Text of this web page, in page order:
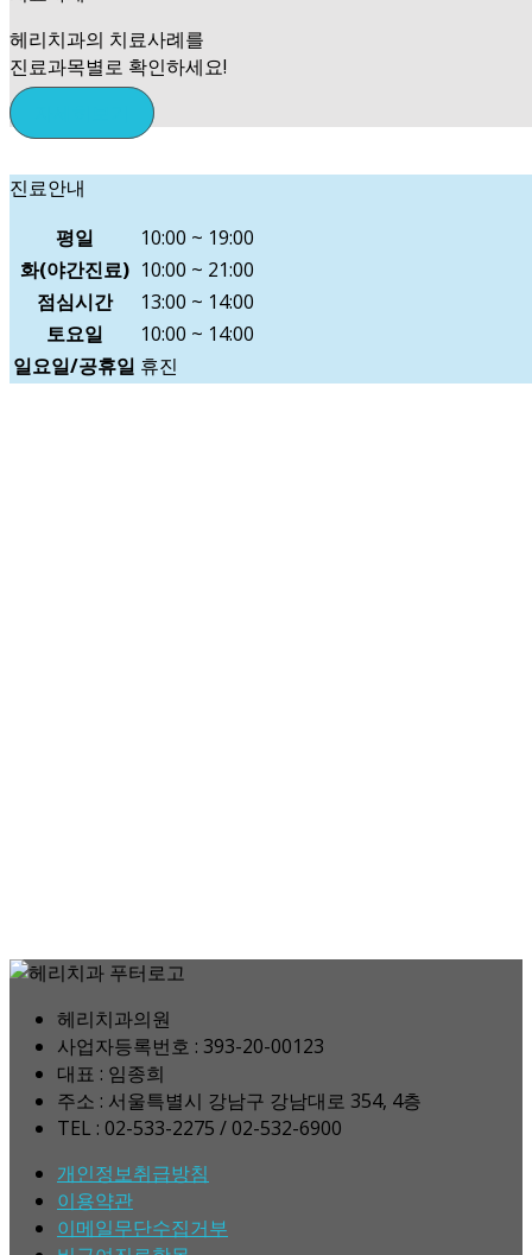
헤리치과의 치료사례를
진료과목별로 확인하세요!
진료안내
평일
10:00 ~ 19:00
화(야간진료) 10:00 ~ 21:00
점심시간
13:00 ~ 14:00
토요일
10:00 ~ 14:00
일요일/공휴일 휴진
헤리치과의원
사업자등록번호 : 393-20-00123
대표 : 임종희
주소 : 서울특별시 강남구 강남대로 354, 4층
TEL : 02-533-2275 / 02-532-6900
개인정보취급방침
이용약관
이메일무단수집거부